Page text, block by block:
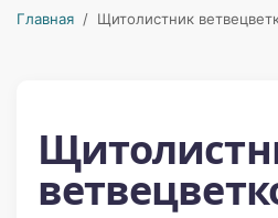
Главная / Щитолистник